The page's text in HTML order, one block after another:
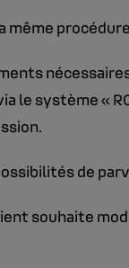
même
le système «
de
souhaite